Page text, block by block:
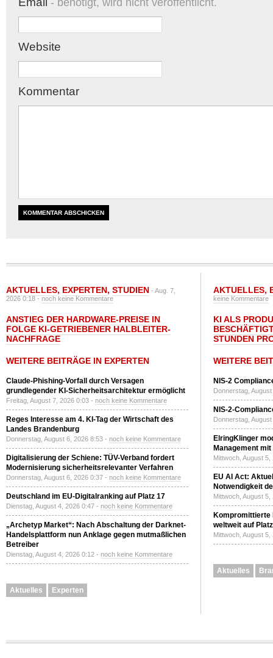
- benötigt, wird nicht veröffentlicht.
Website
Kommentar
AKTUELLES, EXPERTEN, STUDIEN - Aug. 7,
2026 0:18 -noch keine Kommentare
ANSTIEG DER HARDWARE-PREISE IN
FOLGE KI-GETRIEBENER HALBLEITER-
NACHFRAGE
WEITERE BEITRÄGE IN EXPERTEN
Claude-Phishing-Vorfall durch Versagen
grundlegender KI-Sicherheitsarchitektur ermöglicht
Freitag, August 7, 2026 0:03 - noch keine Kommentare
Reges Interesse am 4. KI-Tag der Wirtschaft des
Landes Brandenburg
Donnerstag, August 6, 2026 8:53 - noch keine Kommentare
Digitalisierung der Schiene: TÜV-Verband fordert
Modernisierung sicherheitsrelevanter Verfahren
Donnerstag, August 6, 2026 0:37 - noch keine Kommentare
Deutschland im EU-Digitalranking auf Platz 17
Dienstag, August 4, 2026 0:47 - noch keine Kommentare
„Archetyp Market“: Nach Abschaltung der Darknet-
Handelsplattform nun Anklage gegen mutmaßlichen
Betreiber
Dienstag, August 4, 2026 0:12 - noch keine Kommentare
Aktuelles Experten
AKTUELLES,
keine Kommentare
KI ALS
STUNDEN
WEITERE
NIS-2
Donnerstag,
NIS-2-
Donnerstag,
ElringKlinger
Management
Mittwoch, August
EU AI Act:
Notwendigkeit
Mittwoch, August
Kompromittierte
weltweit auf
Mittwoch, August
Aktuelles